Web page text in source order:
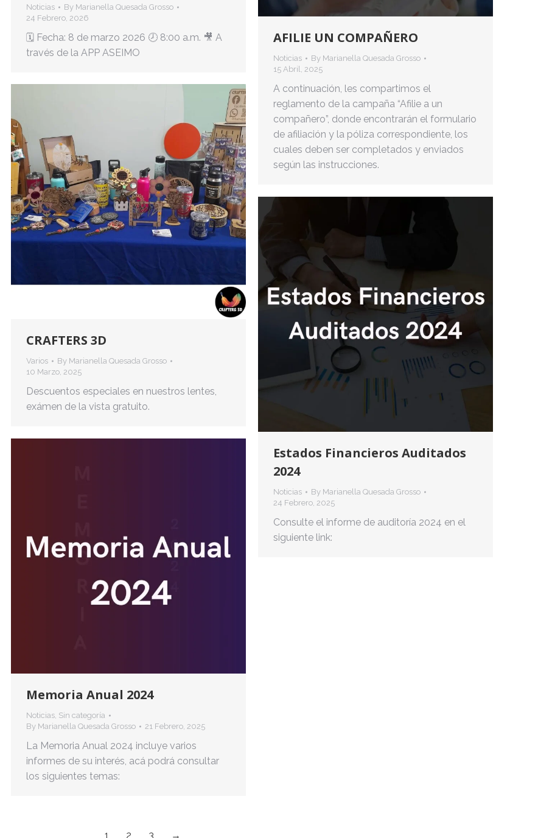
Noticias By Marianella Quesada Grosso
24 Febrero, 2026
🗓️ Fecha: 8 de marzo 2026 🕗 8:00 a.m. 🎥 A
través de la APP ASEIMO
AFILIE UN COMPAÑERO
Noticias By Marianella Quesada Grosso
15 Abril, 2025
A continuación, les compartimos el
reglamento de la campaña “Afilie a un
compañero”, donde encontrarán el formulario
de afiliación y la póliza correspondiente, los
cuales deben ser completados y enviados
según las instrucciones.
CRAFTERS 3D
Varios By Marianella Quesada Grosso
10 Marzo, 2025
Descuentos especiales en nuestros lentes,
exámen de la vista gratuito.
Estados Financieros Auditados
2024
Noticias By Marianella Quesada Grosso
24 Febrero, 2025
Consulte el informe de auditoría 2024 en el
siguiente link:
Memoria Anual 2024
Noticias, Sin categoría
By Marianella Quesada Grosso 21 Febrero, 2025
La Memoria Anual 2024 incluye varios
informes de su interés, acá podrá consultar
los siguientes temas:
1 2 3 →